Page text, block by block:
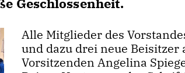
Alle Mitglieder des
und dazu drei neue
Vorsitzenden Angelina